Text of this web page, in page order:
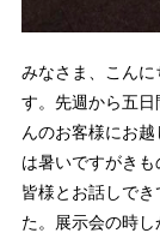
みなさま、こん
す。先週から五
んのお客様にお
は暑いですがき
皆様とお話しで
た。展示会の時